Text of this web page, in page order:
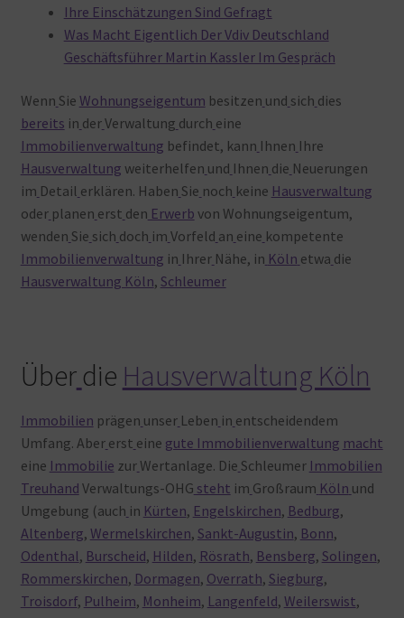
Ihre Einschätzungen Sind Gefragt
Was Macht Eigentlich Der Vdiv Deutschland
Geschäftsführer Martin Kassler Im Gespräch
Wenn Sie Wohnungseigentum besitzen und sich dies
bereits in derVerwaltung durch eine
Immobilienverwaltung befindet, kann Ihnen Ihre
Hausverwaltung weiterhelfen und Ihnen die Neuerungen
im Detail erklären. Haben Sie noch keine Hausverwaltung
oder planen erst den Erwerb von Wohnungseigentum,
wenden Sie sich doch im Vorfeld an eine kompetente
Immobilienverwaltung in Ihrer Nähe, in Köln etwa die
Hausverwaltung Köln, Schleumer
Über die Hausverwaltung Köln
Immobilien prägen unser Leben in entscheidendem
Umfang. Aber erst eine gute Immobilienverwaltung macht
eine Immobilie zur Wertanlage. Die Schleumer Immobilien
Treuhand Verwaltungs-OHG steht im Großraum Köln und
Umgebung (auch in Kürten, Engelskirchen, Bedburg,
Altenberg, Wermelskirchen, Sankt-Augustin, Bonn,
Odenthal, Burscheid, Hilden, Rösrath, Bensberg, Solingen,
Rommerskirchen, Dormagen, Overrath, Siegburg,
Troisdorf, Pulheim, Monheim, Langenfeld, Weilerswist,